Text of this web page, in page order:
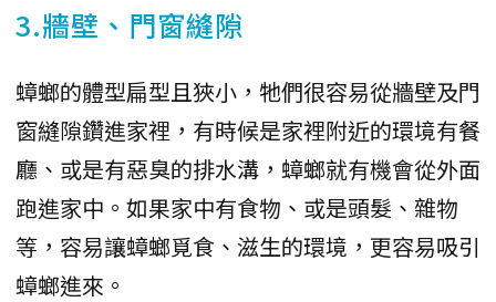
3.牆壁、門窗縫隙
蟑螂的體型扁型且狹小，牠們很容易從牆壁及門
窗縫隙鑽進家裡，有時候是家裡附近的環境有餐
廳、或是有惡臭的排水溝，蟑螂就有機會從外面
跑進家中。如果家中有食物、或是頭髮、雜物
等，容易讓蟑螂覓食、滋生的環境，更容易吸引
蟑螂進來。